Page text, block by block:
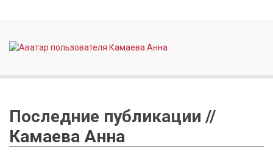
Последние публикации //
Камаева Анна